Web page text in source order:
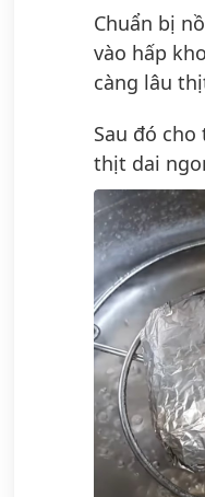
Chuẩn bị
vào hấp
càng lâu
Sau đó
thịt dai